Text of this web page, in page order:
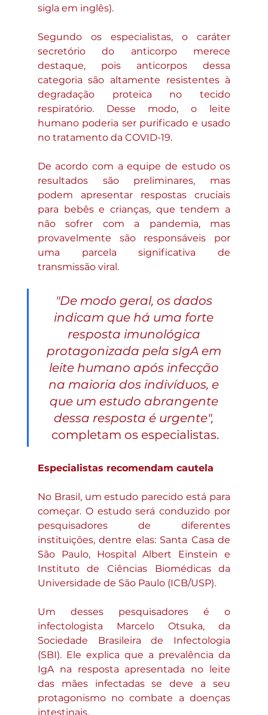
sigla em inglês).
Segundo os especialistas, o caráter
secretório do anticorpo merece
destaque, pois anticorpos dessa
categoria são altamente resistentes à
degradação proteica no tecido
respiratório. Desse modo, o leite
humano poderia ser purificado e usado
no tratamento da COVID-19.
De acordo com a equipe de estudo os
resultados são preliminares, mas
podem apresentar respostas cruciais
para bebês e crianças, que tendem a
não sofrer com a pandemia, mas
provavelmente são responsáveis por
uma parcela significativa de
transmissão viral.
"De modo geral, os dados
indicam que há uma forte
resposta imunológica
protagonizada pela sIgA em
leite humano após infecção
na maioria dos indivíduos, e
que um estudo abrangente
dessa resposta é urgente",
completam os especialistas.
Especialistas recomendam cautela
No Brasil, um estudo parecido está para
começar. O estudo será conduzido por
pesquisadores de diferentes
instituições, dentre elas: Santa Casa de
São Paulo, Hospital Albert Einstein e
Instituto de Ciências Biomédicas da
Universidade de São Paulo (ICB/USP).
Um desses pesquisadores é o
infectologista Marcelo Otsuka, da
Sociedade Brasileira de Infectologia
(SBI). Ele explica que a prevalência da
IgA na resposta apresentada no leite
das mães infectadas se deve a seu
protagonismo no combate a doenças
intestinais.